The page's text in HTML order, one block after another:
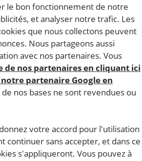
le bon fonctionnement de notre
et analyser notre trafic. Les
que nous collectons peuvent
Nous partageons aussi
avec nos partenaires. Vous
de nos partenaires en cliquant ici
partenaire Google en
nos bases ne sont revendues ou
donnez votre accord pour l'utilisation
continuer sans accepter, et dans ce
s'appliqueront. Vous pouvez à